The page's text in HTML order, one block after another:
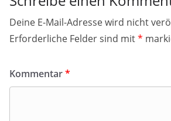
Deine E-Mail-Adresse wird nicht
Erforderliche Felder sind mit*
Kommentar*